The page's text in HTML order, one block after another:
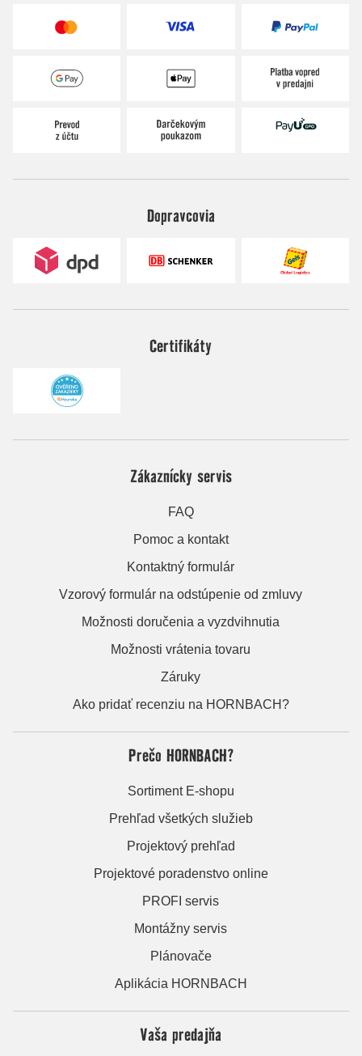
Dopravcovia
Certifikáty
Zákaznícky servis
FAQ
Pomoc a kontakt
Kontaktný formulár
Vzorový formulár na odstúpenie od zmluvy
Možnosti doručenia a vyzdvihnutia
Možnosti vrátenia tovaru
Záruky
Ako pridať recenziu na HORNBACH?
Prečo HORNBACH?
Sortiment E-shopu
Prehľad všetkých služieb
Projektový prehľad
Projektové poradenstvo online
PROFI servis
Montážny servis
Plánovače
Aplikácia HORNBACH
Vaša predajňa